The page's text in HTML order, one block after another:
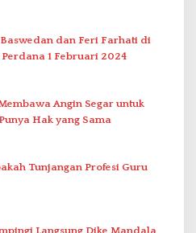
dan Feri Farhati di
1 Februari 2024
Angin Segar untuk
Hak yang Sama
Tunjangan Profesi Guru